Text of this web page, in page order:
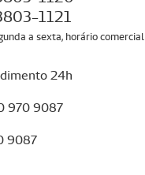
1121
a sexta, horário comercial
24h
970 9087
9087